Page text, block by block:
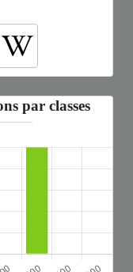
par classes